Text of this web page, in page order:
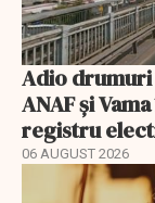
Adio
ANAF și
registru
06 AUGUST 2026